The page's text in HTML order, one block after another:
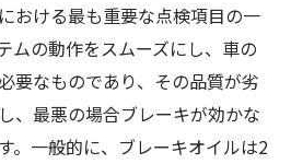
おける最も重要な点検項目の一
ムの動作をスムーズにし、車の
要なものであり、その品質が劣
、最悪の場合ブレーキが効かな
。一般的に、ブレーキオイルは2